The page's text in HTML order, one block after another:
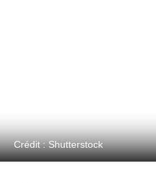
Crédit : Shutterstock